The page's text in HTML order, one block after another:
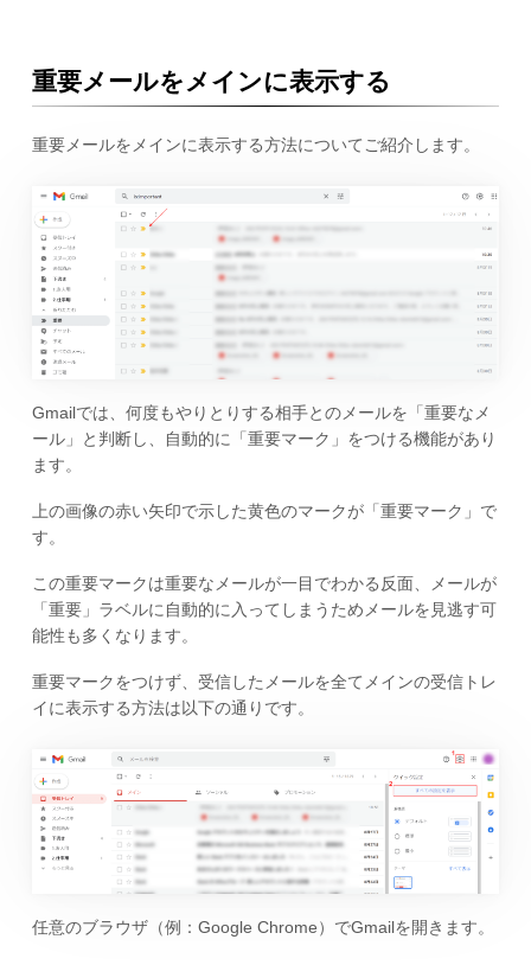
重要メールをメインに表示する
重要メールをメインに表示する方法についてご紹介します。
Gmailでは、何度もやりとりする相手とのメールを「重要なメ
ール」と判断し、自動的に「重要マーク」をつける機能があり
ます。
上の画像の赤い矢印で示した黄色のマークが「重要マーク」で
す。
この重要マークは重要なメールが一目でわかる反面、メールが
「重要」ラベルに自動的に入ってしまうためメールを見逃す可
能性も多くなります。
重要マークをつけず、受信したメールを全てメインの受信トレ
イに表示する方法は以下の通りです。
任意のブラウザ（例：Google Chrome）でGmailを開きます。